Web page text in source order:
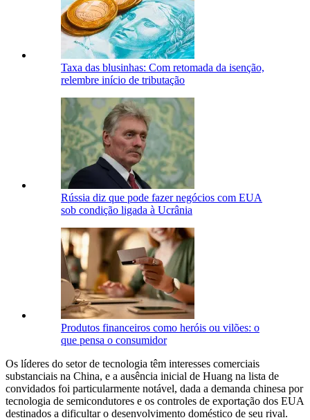
Taxa das blusinhas: Com retomada da isenção,
relembre início de tributação
Rússia diz que pode fazer negócios com EUA
sob condição ligada à Ucrânia
Produtos financeiros como heróis ou vilões: o
que pensa o consumidor
Os líderes do setor de tecnologia têm interesses comerciais
substanciais na China, e a ausência inicial de Huang na lista de
convidados foi particularmente notável, dada a demanda chinesa por
tecnologia de semicondutores e os controles de exportação dos EUA
destinados a dificultar o desenvolvimento doméstico de seu rival.